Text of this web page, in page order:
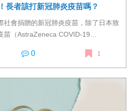
長者該打新冠肺炎疫苗嗎？
社會捐贈的新冠肺炎疫苗，除了日本致
苗（AstraZeneca COVID-19
19 Vaccine）更在6月20日送抵台
情緩解打了一劑強心針。然而，在疫苗
台灣卻也頻頻傳出疫苗接種後不良事
指揮中心數據，截至6月18日止，台灣
疫苗，其中269,056人為75歲以上長
0 1